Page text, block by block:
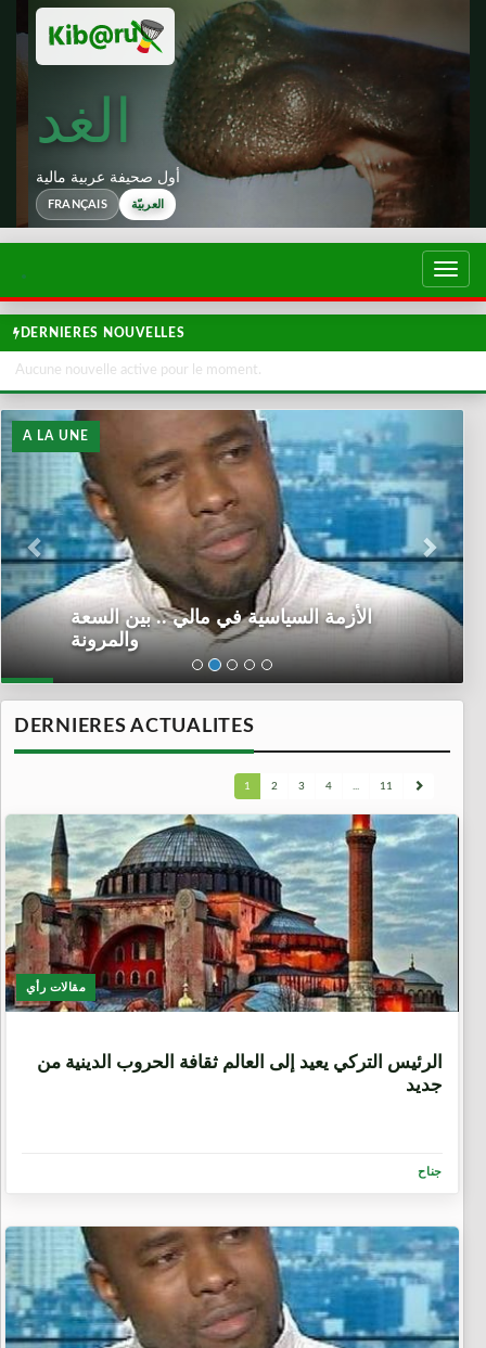
الغد
أول صحيفة عربية مالية
FRANÇAIS العربيّة
تبديل
DERNIERES NOUVELLES
Aucune nouvelle active pour le moment.
A LA UNE
الأزمة السياسية في مالي .. بين السعة
والمرونة
DERNIERES ACTUALITES
1 2 3 4 ... 11
مقالات رأي
الرئيس التركي يعيد إلى العالم ثقافة الحروب الدينية من
جديد
جناح